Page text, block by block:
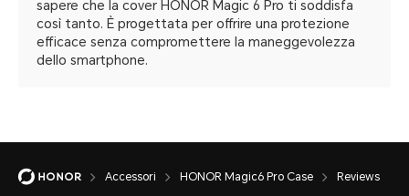
sapere che la cover HONOR Magic 6 Pro ti soddisfa
così tanto. È progettata per offrire una protezione
efficace senza compromettere la maneggevolezza
dello smartphone.
Accessori HONOR Magic6 Pro Case Reviews